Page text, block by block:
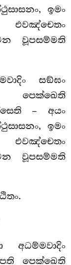
ඉමං
වූපසම්මති
සඞ්ඝං
පෙක්ඛෙති
– අයං
ඉමං
වූපසම්මති
අධම්මවාදිං
පෙක්ඛෙති